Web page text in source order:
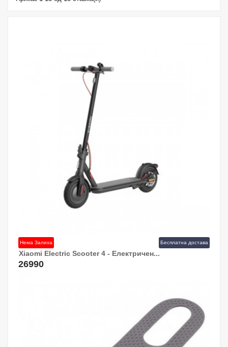
Нема Залиха Бесплатна достава
Xiaomi Electric Scooter 4 - Електричен...
26990